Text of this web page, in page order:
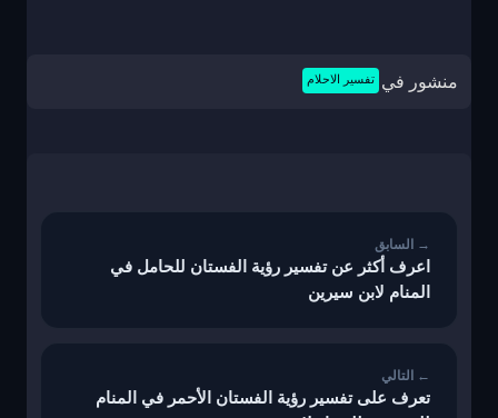
منشور في تفسير الاحلام
اعرف أكثر عن تفسير رؤية الفستان للحامل في
المنام لابن سيرين
تعرف على تفسير رؤية الفستان الأحمر في المنام